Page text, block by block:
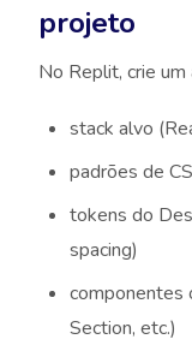
projeto
No Replit, crie um
stack alvo
padrões de
tokens do
spacing)
componentes
Section, etc.)